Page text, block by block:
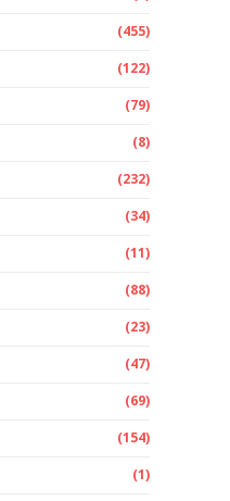
(455)
(122)
(79)
(8)
(232)
(34)
(11)
(88)
(23)
(47)
(69)
(154)
(1)